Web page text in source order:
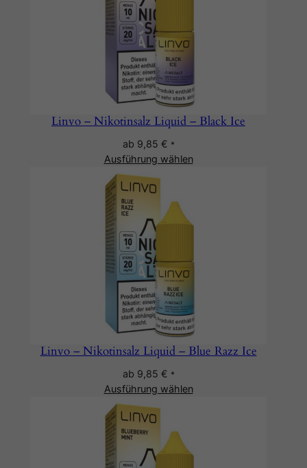
Linvo – Nikotinsalz Liquid – Black Ice
ab 9,85 € *
Ausführung wählen
Linvo – Nikotinsalz Liquid – Blue Razz Ice
ab 9,85 € *
Ausführung wählen